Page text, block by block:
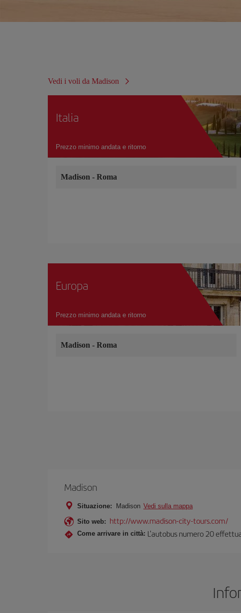
Vedi i voli da Madison
Italia
Prezzo minimo andata e ritorno
Madison - Roma
Europa
Prezzo minimo andata e ritorno
Madison - Roma
Madison
Situazione: Madison Vedi sulla mappa
Sito web: http://www.madison-city-tours.com/
Come arrivare in città: L'autobus numero 20